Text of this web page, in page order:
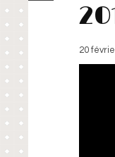
20